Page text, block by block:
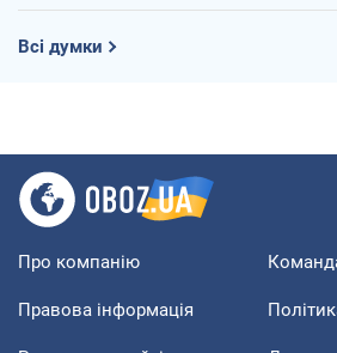
Всі думки
Про компанію
Правова інформація